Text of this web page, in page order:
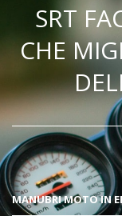
SRT
CHE
MANUBRI MOTOIN